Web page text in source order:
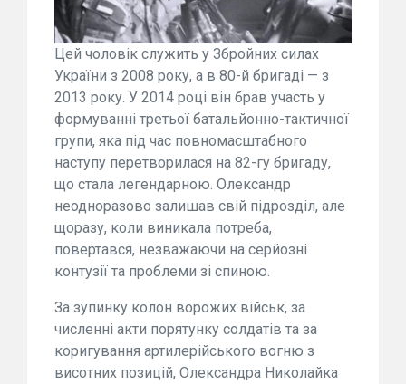
Цей чоловік служить у Збройних силах
України з 2008 року, а в 80-й бригаді — з
2013 року. У 2014 році він брав участь у
формуванні третьої батальйонно-тактичної
групи, яка під час повномасштабного
наступу перетворилася на 82-гу бригаду,
що стала легендарною. Олександр
неодноразово залишав свій підрозділ, але
щоразу, коли виникала потреба,
повертався, незважаючи на серйозні
контузії та проблеми зі спиною.
За зупинку колон ворожих військ, за
численні акти порятунку солдатів та за
коригування артилерійського вогню з
висотних позицій, Олександра Николайка